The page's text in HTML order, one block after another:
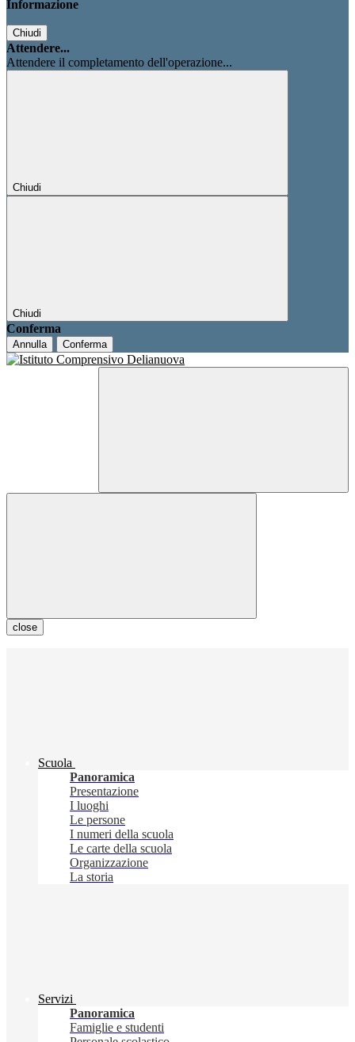
Informazione
Chiudi
Attendere...
Attendere il completamento dell'operazione...
Chiudi
Chiudi
Conferma
Annulla Conferma
close
Scuola
Panoramica
Presentazione
I luoghi
Le persone
I numeri della scuola
Le carte della scuola
Organizzazione
La storia
Servizi
Panoramica
Famiglie e studenti